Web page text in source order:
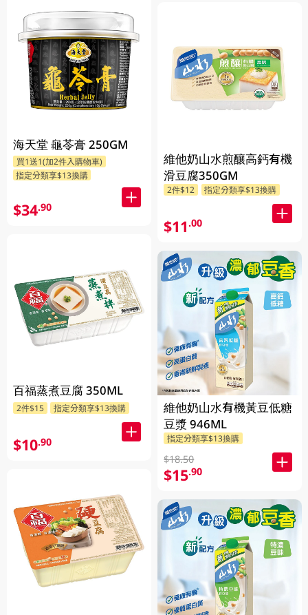
海天堂 龜苓膏 250GM
買1送1(加2件入購物車)
指定分類享$13換購
$34.90
百福蒸煮豆腐 350ML
2件$15 指定分類享$13換購
$10.90
維他奶山水煎釀高鈣有機
滑豆腐350GM
2件$12 指定分類享$13換購
$11.00
維他奶山水有機黃豆低糖
豆漿 946ML
指定分類享$13換購
$18.50
$15.90